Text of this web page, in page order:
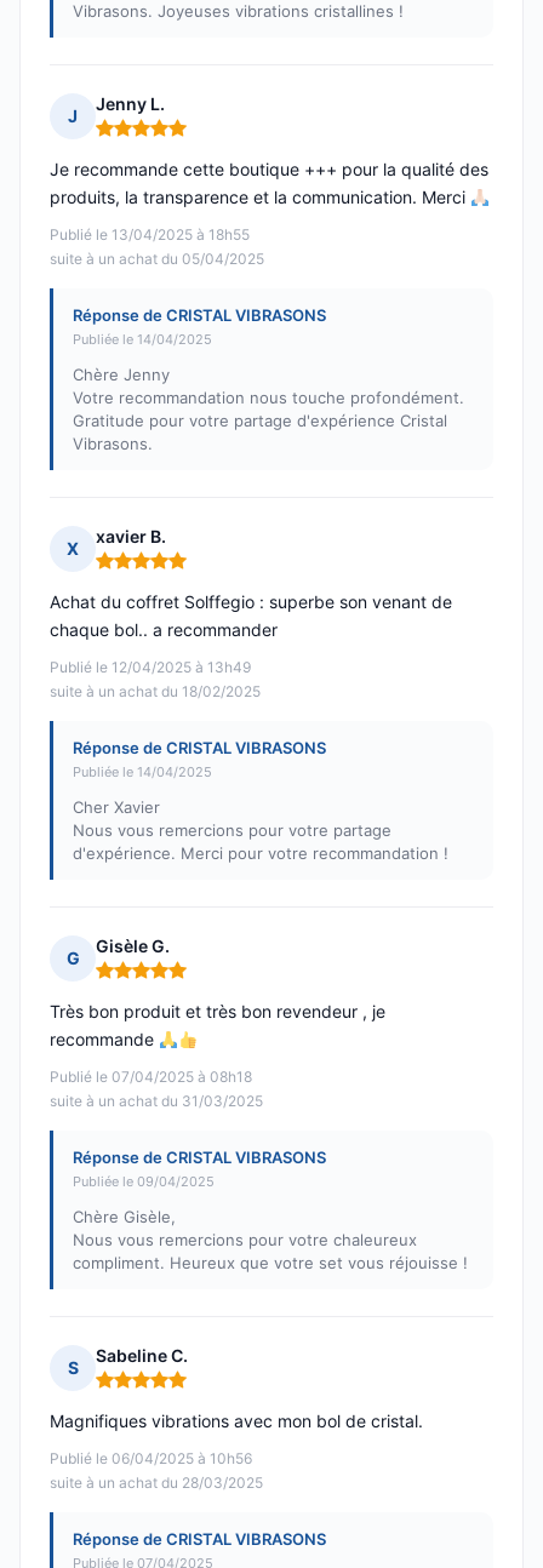
Vibrasons. Joyeuses vibrations cristallines !
J
Jenny L.
Note : 5 sur 5
Publié le 13/04/2025 à 18h55
suite à un achat du 05/04/2025
Je recommande cette boutique +++ pour la qualité des
produits, la transparence et la communication. Merci
Réponse de CRISTAL VIBRASONS
Publiée le 14/04/2025
Chère Jenny
Votre recommandation nous touche profondément.
Gratitude pour votre partage d'expérience Cristal
Vibrasons.
X
xavier B.
Note : 5 sur 5
Publié le 12/04/2025 à 13h49
suite à un achat du 18/02/2025
Achat du coffret Solffegio : superbe son venant de
chaque bol.. a recommander
Réponse de CRISTAL VIBRASONS
Publiée le 14/04/2025
Cher Xavier
Nous vous remercions pour votre partage
d'expérience. Merci pour votre recommandation !
G
Gisèle G.
Note : 5 sur 5
Publié le 07/04/2025 à 08h18
suite à un achat du 31/03/2025
Très bon produit et très bon revendeur , je
recommande
Réponse de CRISTAL VIBRASONS
Publiée le 09/04/2025
Chère Gisèle,
Nous vous remercions pour votre chaleureux
compliment. Heureux que votre set vous réjouisse !
S
Sabeline C.
Note : 5 sur 5
Publié le 06/04/2025 à 10h56
suite à un achat du 28/03/2025
Magnifiques vibrations avec mon bol de cristal.
Réponse de CRISTAL VIBRASONS
Publiée le 07/04/2025